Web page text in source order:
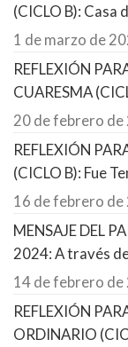
(CICLO B): Casa
1 de marzo de
REFLEXIÓN
CUARESMA
20 de febrero de
REFLEXIÓN
(CICLO B): Fue
16 de febrero de
MENSAJE DEL
2024: A través
14 de febrero de
REFLEXIÓN
ORDINARIO